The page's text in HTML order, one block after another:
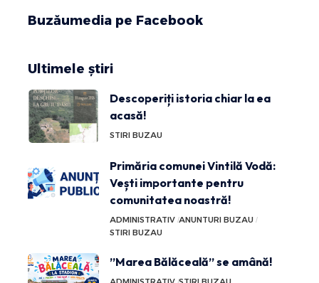
Buzăumedia pe Facebook
Ultimele știri
Descoperiți istoria chiar la ea
acasă!
STIRI BUZAU
Primăria comunei Vintilă Vodă:
Vești importante pentru
comunitatea noastră!
ADMINISTRATIV ANUNTURI BUZAU
STIRI BUZAU
”Marea Bălăceală” se amână!